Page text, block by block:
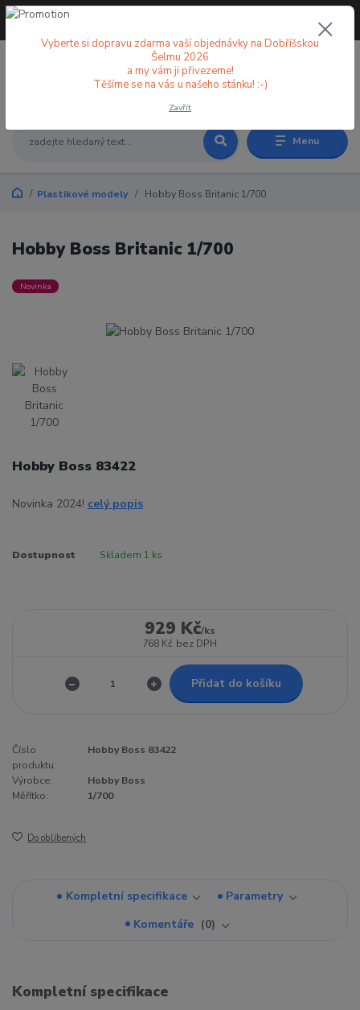
Menu
+420 773 998 582
Plastikové modely Hobby Boss Britanic 1/700
Hobby Boss Britanic 1/700
Novinka
Hobby Boss 83422
Novinka 2024! celý popis
Dostupnost Skladem 1 ks
929 Kč/ks
768 Kč bez DPH
Přidat do košíku
Číslo
produktu:
Hobby Boss 83422
Výrobce:
Hobby Boss
Měřítko:
1/700
Do oblíbených
Kompletní specifikace
Parametry
Komentáře
0
Kompletní specifikace
Vyberte si dopravu zdarma vaší objednávky na Dobříšskou
Šelmu 2026
a my vám ji přivezeme!
Těšíme se na vás u našeho stánku! :-)
Zavřít